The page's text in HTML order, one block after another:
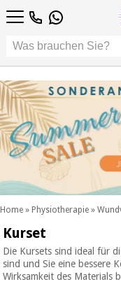
Konto
Bestellungen
4,8 4,8
Technologien
Fisaude-
Anlass
SUMMER
SALE
Unsere
Kinefis-
Produkte
Physiotherapie
Podologie
ästhetik,
dermokosmetik
und
ästhetische
medizin
Wellness,
lebensqualität
und
körperpflege
Zahnmedizin
Medizinische
DE
FR
Home » Physiotherapie »
Konto
Bestellungen
4,8
Technologien
Fisaude-
Anlass
SUMMER
SALE
Unsere
Kinefis-
Physiotherapie
ästhetik,
dermokosmetik
und ästhetische
medizin
Wellness,
lebensqualität
körperpflege
Zahnmedizin
DE
FR
Kurset
Die Kursets sind ideal für
sind und Sie eine bessere
Wirksamkeit des Materials